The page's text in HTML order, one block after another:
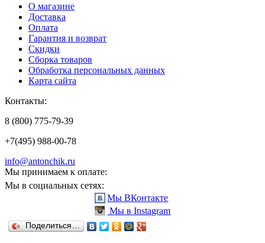
О магазине
Доставка
Оплата
Гарантия и возврат
Скидки
Сборка товаров
Обработка персональных данных
Карта сайта
Контакты:
8 (800) 775-79-39
+7(495) 988-00-78
info@antonchik.ru
Мы принимаем к оплате:
Мы в социальных сетях:
Мы ВКонтакте
Мы в Instagram
Поделиться…